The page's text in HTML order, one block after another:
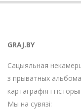
GRAJ.BY
Сацыяльная
з прыватных
картаграфія і
Мы на сувязі: